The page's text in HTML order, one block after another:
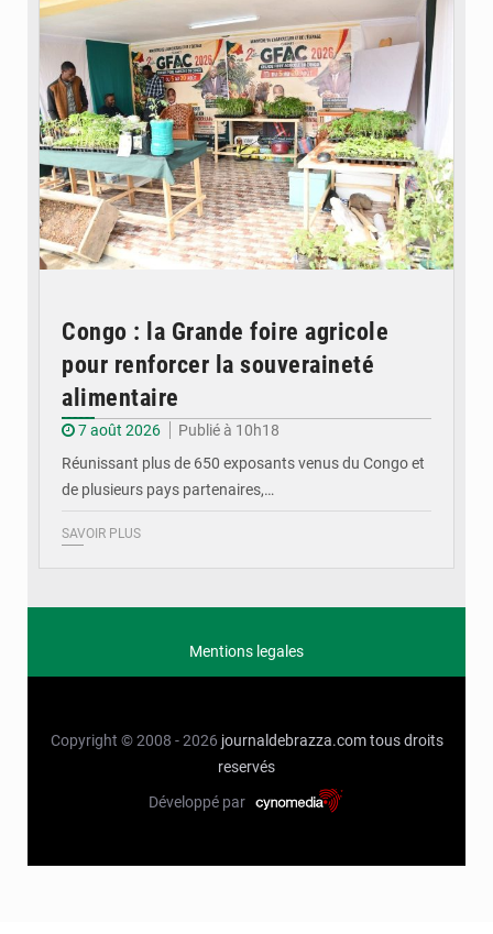
Congo : la Grande foire agricole
pour renforcer la souveraineté
alimentaire
7 août 2026
Publié à 10h18
Réunissant plus de 650 exposants venus du Congo et
de plusieurs pays partenaires,…
SAVOIR PLUS
Mentions legales
Copyright © 2008 - 2026 journaldebrazza.com tous droits
reservés
Développé par